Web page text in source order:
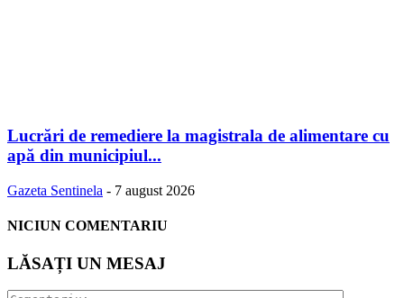
Lucrări de remediere la magistrala de alimentare cu
apă din municipiul...
Gazeta Sentinela - 7 august 2026
NICIUN COMENTARIU
LĂSAȚI UN MESAJ